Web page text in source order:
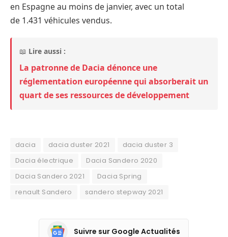
en Espagne au moins de janvier, avec un total
de 1.431 véhicules vendus.
📖 Lire aussi :
La patronne de Dacia dénonce une
réglementation européenne qui absorberait un
quart de ses ressources de développement
dacia dacia duster 2021
dacia duster 3
Dacia électrique
Dacia Sandero 2020
Dacia Sandero 2021
Dacia Spring
renault Sandero
sandero stepway 2021
Suivre sur Google Actualités